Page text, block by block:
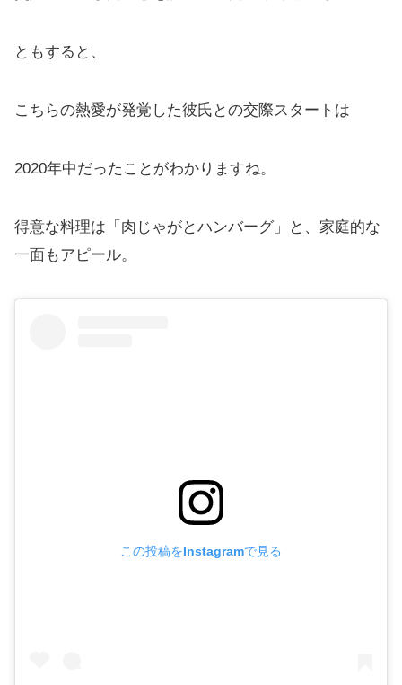
ともすると、
こちらの熱愛が発覚した彼氏との交際スタートは
2020年中だったことがわかりますね。
得意な料理は「肉じゃがとハンバーグ」と、家庭的な
一面もアピール。
この投稿をInstagramで見る